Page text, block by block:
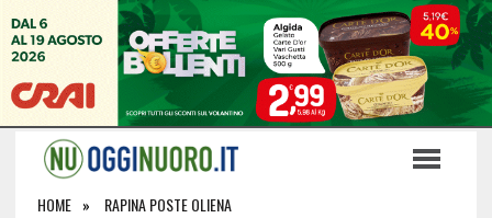
HOME RAPINA POSTE OLIENA